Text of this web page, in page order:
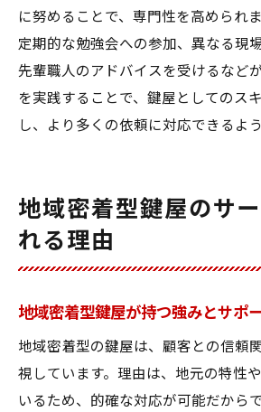
に努めることで、専門性を高められ
定期的な勉強会への参加、異なる現
先輩職人のアドバイスを受けるなど
を実践することで、鍵屋としてのス
し、より多くの依頼に対応できるよ
地域密着型鍵屋のサ
れる理由
地域密着型鍵屋が持つ強みとサポ
地域密着型の鍵屋は、顧客との信頼
視しています。理由は、地元の特性
いるため、的確な対応が可能だから